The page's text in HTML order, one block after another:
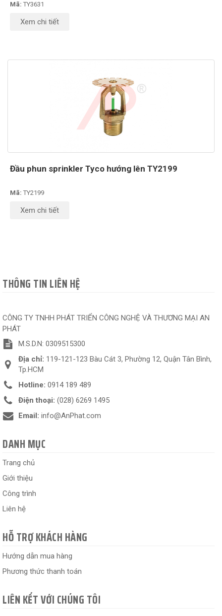
Mã: TY3631
Xem chi tiết
Đầu phun sprinkler Tyco hướng lên TY2199
Mã: TY2199
Xem chi tiết
THÔNG TIN LIÊN HỆ
CÔNG TY TNHH PHÁT TRIỂN CÔNG NGHỆ VÀ THƯƠNG MẠI AN
PHÁT
M.S.D.N: 0309515300
Địa chỉ: 119-121-123 Bàu Cát 3, Phường 12, Quận Tân Bình,
Tp.HCM
Hotline: 0914 189 489
Điện thoại: (028) 6269 1495
Email: info@AnPhat.com
DANH MỤC
Trang chủ
Giới thiệu
Công trình
Liên hệ
HỖ TRỢ KHÁCH HÀNG
Hướng dẫn mua hàng
Phương thức thanh toán
LIÊN KẾT VỚI CHÚNG TÔI